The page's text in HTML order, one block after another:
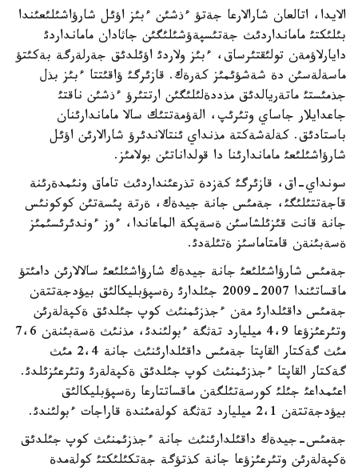
الايدا، اتالعان شارالارعا جةتؤ ءذشئن ءبئز اؤئل شارؤاشئلئعئندا
بئلئكتئ مامانداردئث جةتئسپةؤشئلئگئن جاثادان مامانداردئ
دايارلاؤمةن تولئقتئرساق، ءبئز ولاردئ اؤئلدئق جةرلةرگة بةكئتؤ
ماسةلةسئن دة شةشؤئمئز كةرةك. قازئرگئ ؤاقئتتا ءبئز بذل
جذمئستئ ماتةريالدئق مذددةلئلئگئن ارتتئرؤ ءذشئن ناقتئ
جاعدايلار جاساي وتئرئپ، الةؤمةتتئك سالا ماماندارئنان
باستادئق. كةلةشةكتة مذنداي ئنتالاندئرؤ شارالارئن اؤئل
شارؤاشئلئعئ ماماندارئنا دا قولداناتئن بولامئز.
سونداي-اق، قازئرگئ كةزدة تذرعئنداردئث تاماق ونئمدةرئنة
قاجةتتئلئگئ، جةمئس جانة جيدةك، ةرتة پئسةتئن كوكونئس
جانة قانت قئزئلشاسئن ةسةپكة الماعاندا، ءوز ءوندئرئسئمئز
ةسةبئنةن قامتاماسئز ةتئلةدئ.
جةمئس شارؤاشئلئعئ جانة جيدةك شارؤاشئلئعئ سالالارئن دامئتؤ
ماقساتئندا 2007-2009 جئلدارئ رةسپؤبليكالئق بيؤدجةتتةن
جةمئس داقئلدارئ مةن ءجذزئمنئث كوپ جئلدئق ةكپةلةرئن
وتئرعئزؤعا 4،9 ميليارد تةثگة ءبولئندئ، مذنئث ةسةبئنةن 7،6
مئث گةكتار القاپتا جةمئس داقئلدارئنئث جانة 2،4 مئث
گةكتار القاپتا ءجذزئمنئث كوپ جئلدئق ةكپةلةرئ وتئرعئزئلدئ.
اعئمداعئ جئلئ كورسةتئلگةن ماقساتتارعا رةسپؤبليكالئق
بيؤدجةتتةن 2،1 ميليارد تةثگة كولةمئندة قاراجات ءبولئندئ.
جةمئس-جيدةك داقئلدارئنئث جانة ءجذزئمنئث كوپ جئلدئق
ةكپةلةرئن وتئرعئزؤعا جانة كذتؤگة جةتكئلئكتئ كولةمدة